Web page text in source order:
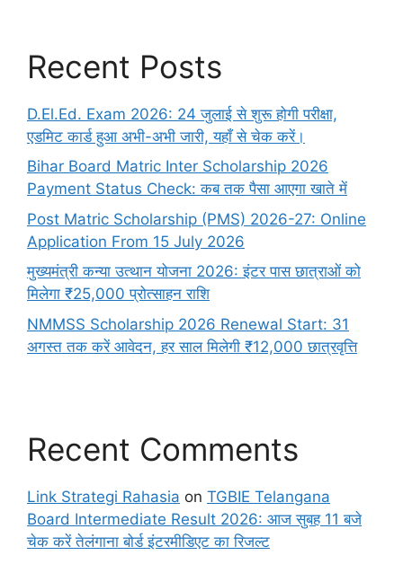
Recent Posts
D.El.Ed. Exam 2026: 24 जुलाई से शुरू होगी परीक्षा,
एडमिट कार्ड हुआ अभी-अभी जारी, यहाँ से चेक करें।
Bihar Board Matric Inter Scholarship 2026
Payment Status Check: कब तक पैसा आएगा खाते में
Post Matric Scholarship (PMS) 2026-27: Online
Application From 15 July 2026
मुख्यमंत्री कन्या उत्थान योजना 2026: इंटर पास छात्राओं को
मिलेगा ₹25,000 प्रोत्साहन राशि
NMMSS Scholarship 2026 Renewal Start: 31
अगस्त तक करें आवेदन, हर साल मिलेगी ₹12,000 छात्रवृत्ति
Recent Comments
Link Strategi Rahasia on TGBIE Telangana
Board Intermediate Result 2026: आज सुबह 11 बजे
चेक करें तेलंगाना बोर्ड इंटरमीडिएट का रिजल्ट